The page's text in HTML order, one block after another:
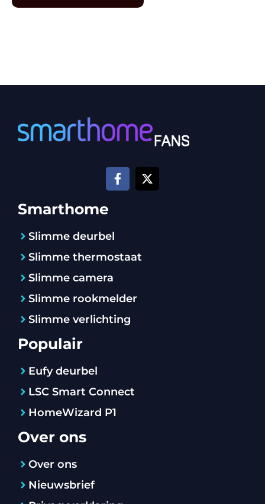
Smarthome
Slimme deurbel
Slimme thermostaat
Slimme camera
Slimme rookmelder
Slimme verlichting
Populair
Eufy deurbel
LSC Smart Connect
HomeWizard P1
Over ons
Over ons
Nieuwsbrief